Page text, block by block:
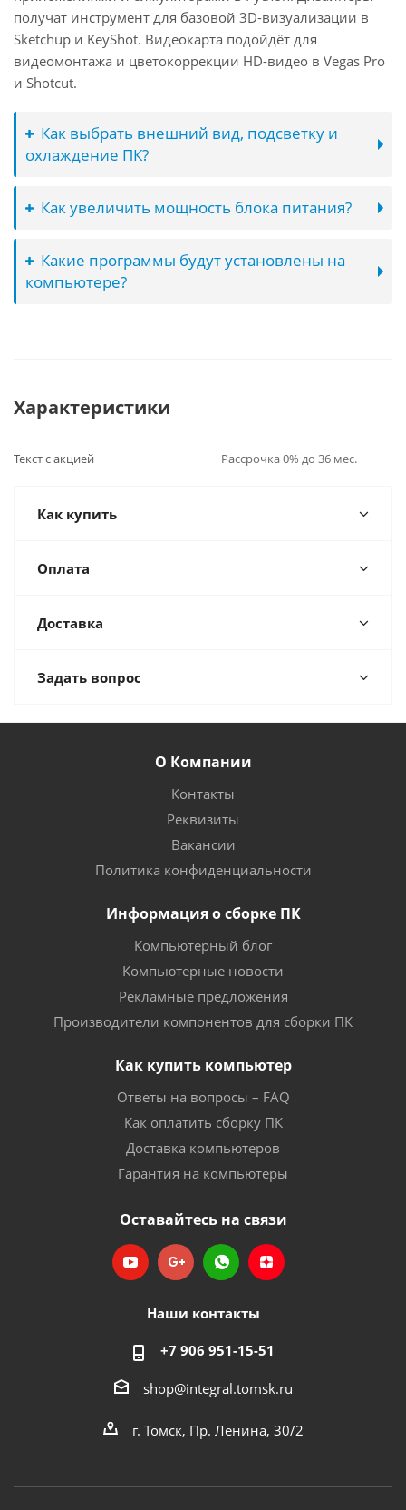
получат инструмент для базовой 3D-визуализации в
Sketchup и KeyShot. Видеокарта подойдёт для
видеомонтажа и цветокоррекции HD-видео в Vegas Pro
и Shotcut.
Как выбрать внешний вид, подсветку и
охлаждение ПК?
Как увеличить мощность блока питания?
Какие программы будут установлены на
компьютере?
Характеристики
Текст с акцией Рассрочка 0% до 36 мес.
Как купить
Оплата
Доставка
Задать вопрос
О Компании
Контакты
Реквизиты
Вакансии
Политика конфиденциальности
Информация о сборке ПК
Компьютерный блог
Компьютерные новости
Рекламные предложения
Производители компонентов для сборки ПК
Как купить компьютер
Ответы на вопросы – FAQ
Как оплатить сборку ПК
Доставка компьютеров
Гарантия на компьютеры
Оставайтесь на связи
Наши контакты
+7 906 951-15-51
shop@integral.tomsk.ru
г. Томск, Пр. Ленина, 30/2